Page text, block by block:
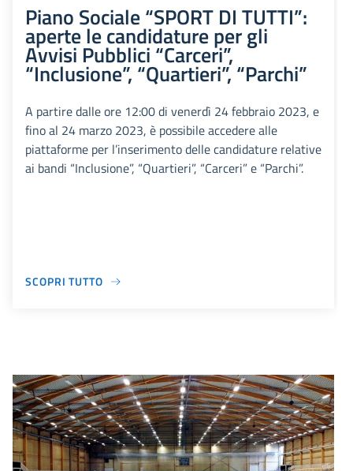
Piano Sociale “SPORT DI TUTTI”:
aperte le candidature per gli
Avvisi Pubblici “Carceri”,
“Inclusione”, “Quartieri”, “Parchi”
A partire dalle ore 12:00 di venerdì 24 febbraio 2023, e
fino al 24 marzo 2023, è possibile accedere alle
piattaforme per l’inserimento delle candidature relative
ai bandi “Inclusione”, “Quartieri”, “Carceri” e “Parchi”.
SCOPRI TUTTO